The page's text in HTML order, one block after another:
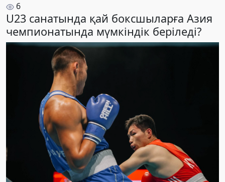
6
U23 санатында қай боксшыларға Азия
чемпионатында мүмкіндік беріледі?